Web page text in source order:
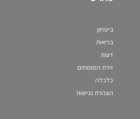
ביטחון
בריאות
דעות
זירת המומחים
כלכלה
הצהרת נגישות